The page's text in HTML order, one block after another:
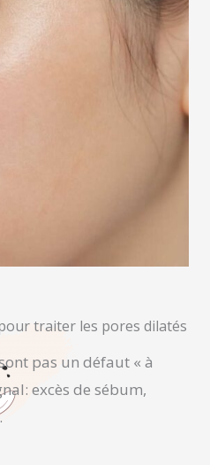
traiter les pores dilatés
pas un défaut « à
excès de sébum,